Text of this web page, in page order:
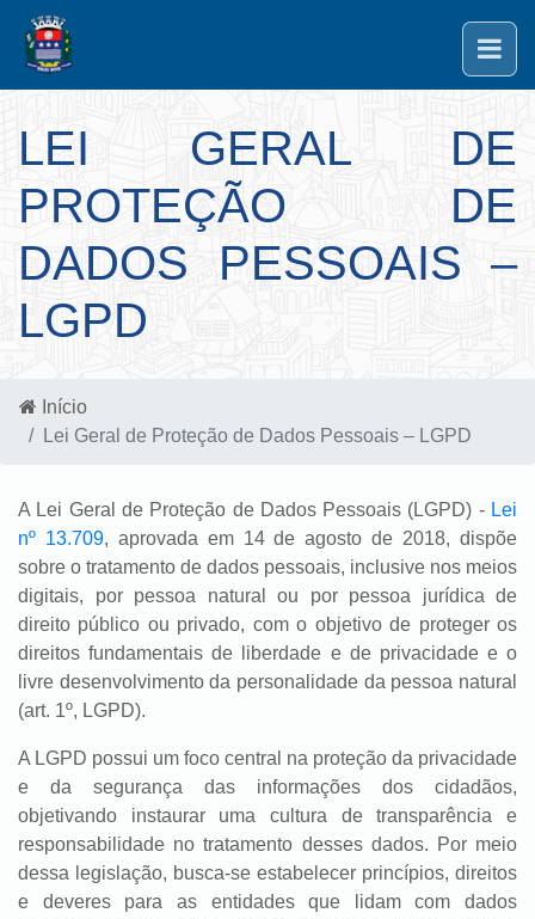
LEI GERAL DE
PROTEÇÃO DE
DADOS PESSOAIS –
LGPD
Início
Lei Geral de Proteção de Dados Pessoais – LGPD
A Lei Geral de Proteção de Dados Pessoais (LGPD) - Lei
nº 13.709, aprovada em 14 de agosto de 2018, dispõe
sobre o tratamento de dados pessoais, inclusive nos meios
digitais, por pessoa natural ou por pessoa jurídica de
direito público ou privado, com o objetivo de proteger os
direitos fundamentais de liberdade e de privacidade e o
livre desenvolvimento da personalidade da pessoa natural
(art. 1º, LGPD).
A LGPD possui um foco central na proteção da privacidade
e da segurança das informações dos cidadãos,
objetivando instaurar uma cultura de transparência e
responsabilidade no tratamento desses dados. Por meio
dessa legislação, busca-se estabelecer princípios, direitos
e deveres para as entidades que lidam com dados